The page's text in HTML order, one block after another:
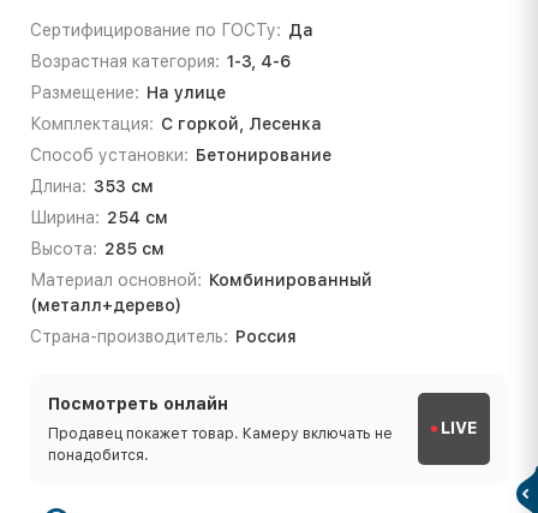
Сертифицирование по ГОСТу: Да
Возрастная категория: 1-3, 4-6
Размещение: На улице
Комплектация: С горкой, Лесенка
Способ установки: Бетонирование
Длина: 353 см
Ширина: 254 см
Высота: 285 см
Материал основной: Комбинированный
(металл+дерево)
Страна-производитель: Россия
Посмотреть онлайн
Продавец покажет товар. Камеру включать не
понадобится.
LIVE